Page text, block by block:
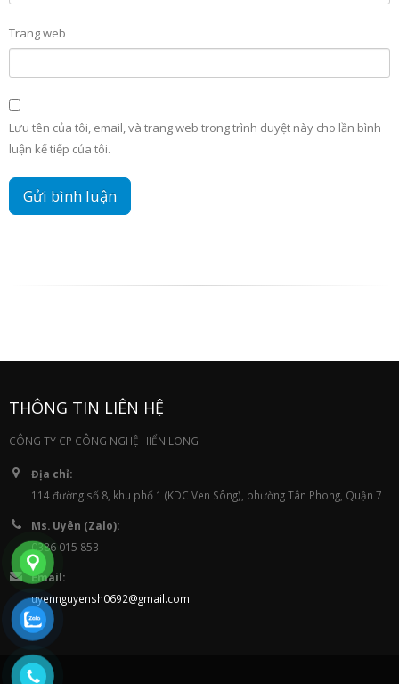
Trang web
Lưu tên của tôi, email, và trang web trong trình duyệt này cho lần bình
luận kế tiếp của tôi.
THÔNG TIN LIÊN HỆ
CÔNG TY CP CÔNG NGHỆ HIỂN LONG
Địa chỉ:
114 đường số 8, khu phố 1 (KDC Ven Sông), phường Tân Phong, Quận 7
Ms. Uyên (Zalo):
0386 015 853
Email:
uyennguyensh0692@gmail.com